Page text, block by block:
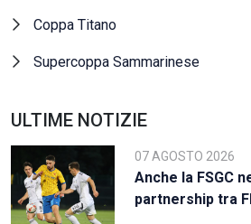
Coppa Titano
Supercoppa Sammarinese
ULTIME NOTIZIE
07 AGOSTO 2026
Anche la FSGC
partnership tra